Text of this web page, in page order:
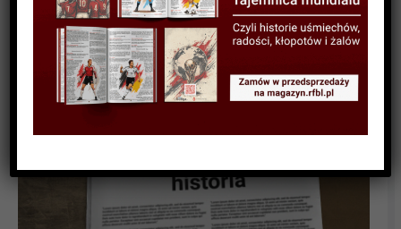
Najwięksi zdrajcy